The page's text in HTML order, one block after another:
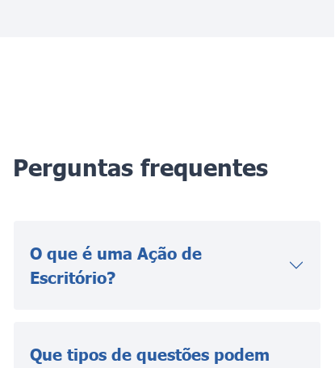
Perguntas frequentes
O que é uma Ação de
Escritório?
Que tipos de questões podem